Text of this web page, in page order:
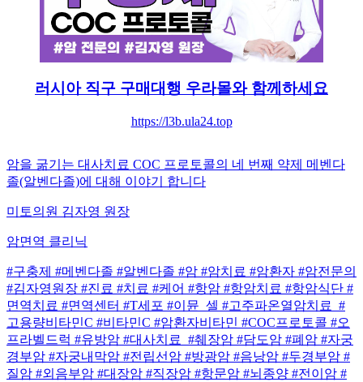
러시아 직구 구매대행 우라몰와 함께하세요
https://l3b.ula24.top
암을 굶기는 대사치료 COC 프로토콜의 네 번째 약제 메벤다
졸(알벤다졸)에 대해 이야기 합니다
미토의원 김자영 원장
암면역 클리닉
#구충제 #메벤다졸 #알벤다졸 #암 #암치료 #암환자 #암전문의
#김자영원장 #진료 #치료 #케어 #항암 #항암치료 #항암식단 #
면역치료 #면역센터 #T세포 #이뮨_셀 #고주파온열암치료 #
고용량비타민C #비타민C #암환자비타민 #COC프로토콜 #오
프라벨드럭 #유방암 #대사치료 #췌장암 #담도암 #폐암 #자궁
경부암 #자궁내막암 #전립선암 #방광암 #음낭암 #두경부암 #
질암 #외음부암 #대장암 #직장암 #항문암 #뇌종양 #전이암 #